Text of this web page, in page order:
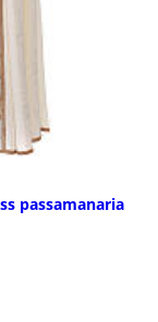
passamanaria